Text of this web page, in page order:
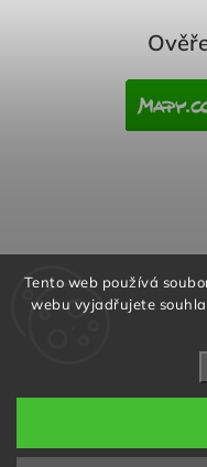
Tento web používá
webu vyjadřujete
Obchodní
Podmínky
Copyright 2026
Aktivujte kód